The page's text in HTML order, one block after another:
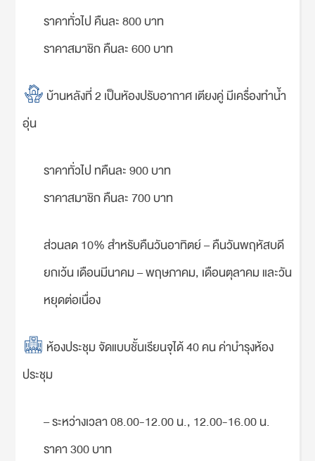
ราคาทั่วไป คืนละ 800 บาท
ราคาสมาชิก คืนละ 600 บาท
บ้านหลังที่ 2 เป็นหัองปรับอากาศ เตียงคู่ มีเครื่องทำน้ำ
อุ่น
ราคาทั่วไป ทคืนละ 900 บาท
ราคาสมาชิก คืนละ 700 บาท
ส่วนลด 10% สำหรับคืนวันอาทิตย์ – คืนวันพฤหัสบดี
ยกเว้น เดือนมีนาคม – พฤษภาคม, เดือนตุลาคม และวัน
หยุดต่อเนื่อง
ห้องประชุม จัดแบบชั้นเรียนจุได้ 40 คน ค่าบำรุงห้อง
ประชุม
– ระหว่างเวลา 08.00-12.00 น., 12.00-16.00 น.
ราคา 300 บาท